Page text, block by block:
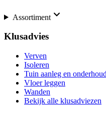
Assortiment
Klusadvies
Verven
Isoleren
Tuin aanleg en onderhoud
Vloer leggen
Wanden
Bekijk alle klusadviezen